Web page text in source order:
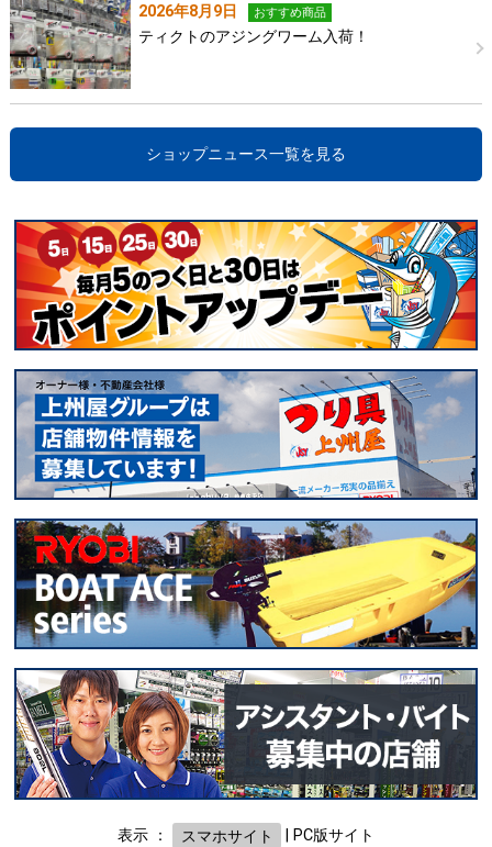
2026年8月9日 おすすめ商品
ティクトのアジングワーム入荷！
ショップニュース一覧を見る
表示 ： スマホサイト PC版サイト